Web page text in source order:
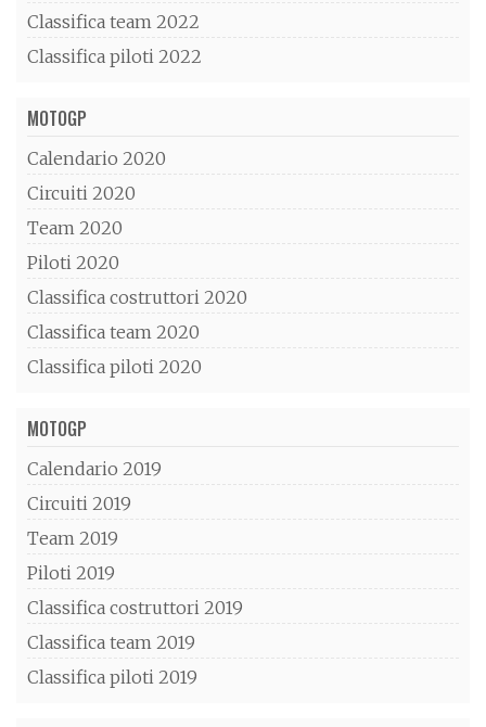
Classifica team 2022
Classifica piloti 2022
MOTOGP
Calendario 2020
Circuiti 2020
Team 2020
Piloti 2020
Classifica costruttori 2020
Classifica team 2020
Classifica piloti 2020
MOTOGP
Calendario 2019
Circuiti 2019
Team 2019
Piloti 2019
Classifica costruttori 2019
Classifica team 2019
Classifica piloti 2019